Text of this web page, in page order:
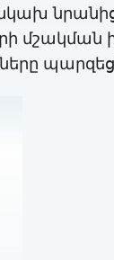
մշակման